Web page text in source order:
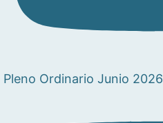
Pleno Ordinario Junio 2026